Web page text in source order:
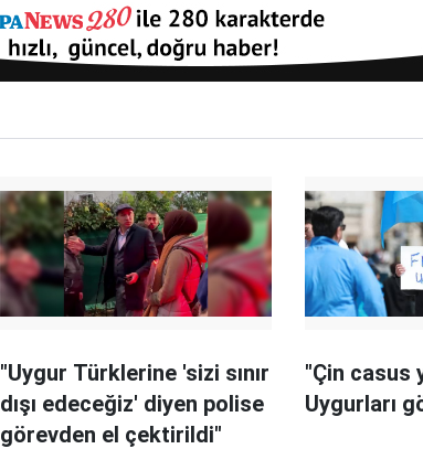
"Uygur Türklerine 'sizi sınır
dışı edeceğiz' diyen polise
görevden el çektirildi"
"Çin casus
Uygurları